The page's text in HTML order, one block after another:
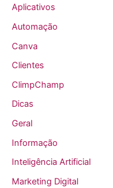
Aplicativos
Automação
Canva
Clientes
ClimpChamp
Dicas
Geral
Informação
Inteligência Artificial
Marketing Digital